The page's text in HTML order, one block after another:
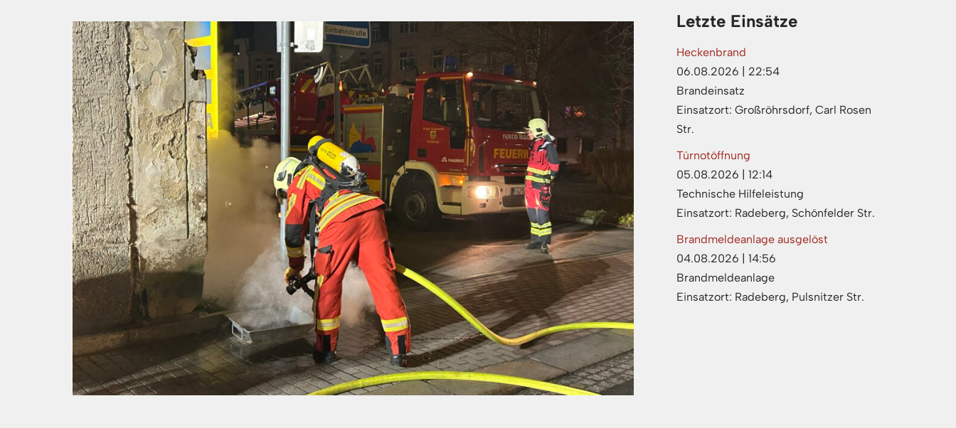
Letzte Einsätze
Heckenbrand
06.08.2026 | 22:54
Brandeinsatz
Einsatzort: Großröhrsdorf, Carl Rosen
Str.
Türnotöffnung
05.08.2026 | 12:14
Technische Hilfeleistung
Einsatzort: Radeberg, Schönfelder Str.
Brandmeldeanlage ausgelöst
04.08.2026 | 14:56
Brandmeldeanlage
Einsatzort: Radeberg, Pulsnitzer Str.